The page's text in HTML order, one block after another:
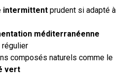
intermittent prudent si adapté à
méditerranéenne
régulier
composés naturels comme le
vert